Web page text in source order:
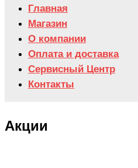
Главная
Магазин
О компании
Оплата и доставка
Сервисный Центр
Контакты
Акции